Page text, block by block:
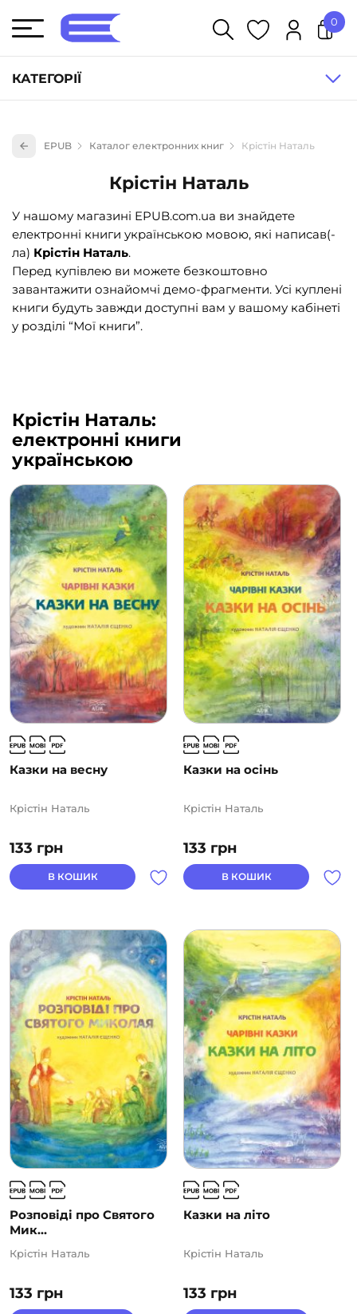
КАТЕГОРІЇ
Книги для дітей (836)
Книги для підлітків (240)
Науково-популярна література (1015)
Навчальна література та посібники (527)
Енциклопедії, довідники, словники (55)
Подарункові сертифікати (1)
0
EPUB Каталог електронних книг Крістін Наталь
Крістін Наталь
У нашому магазині EPUB.com.ua ви знайдете
електронні книги українською мовою, які написав(-
ла) Крістін Наталь.
Перед купівлею ви можете безкоштовно
завантажити ознайомчі демо-фрагменти. Усі куплені
книги будуть завжди доступні вам у вашому кабінеті
у розділі “Мої книги”.
Крістін Наталь:
електронні книги
українською
Казки на весну
133 грн
Крістін Наталь
В КОШИК
Казки на осінь
133 грн
Крістін Наталь
В КОШИК
Розповіді про Святого
Мик...
133 грн
Крістін Наталь
Казки на літо
133 грн
Крістін Наталь